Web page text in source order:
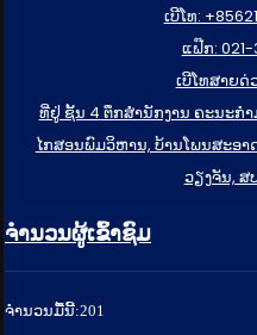
ເບີໂທ:
ແຟ໊ກ: 021-
ເບີໂທສາຍດ່
ທີ່ຢູ່ ຊັ້ນ 4 ຕຶກສຳນັກງານ ຄະນະກ
ໄກສອນພົມວິຫານ, ບ້ານໂພນສະອາ
ວຽງຈັນ, ສ
ຈຳນວນຜູ້ເຂົ້າຊົມ
ຈໍານວນມື້ນີ້:201